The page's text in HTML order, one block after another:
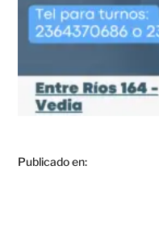
Publicado en: